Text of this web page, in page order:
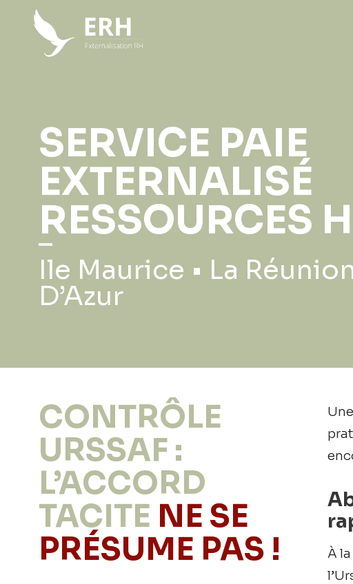
SERVICE PAIE
EXTERNALISÉ
RESSOURCES
Ile Maurice • La
D’Azur
CONTRÔLE
URSSAF :
L’ACCORD
TACITE NE SE
PRÉSUME PAS !
À